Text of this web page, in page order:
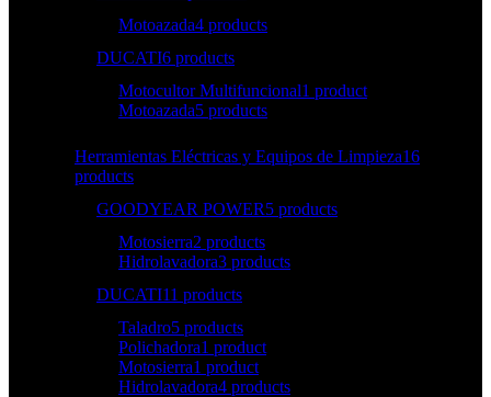
Motoazada4 products
DUCATI6 products
Motocultor Multifuncional1 product
Motoazada5 products
Herramientas Eléctricas y Equipos de Limpieza16
products
GOODYEAR POWER5 products
Motosierra2 products
Hidrolavadora3 products
DUCATI11 products
Taladro5 products
Polichadora1 product
Motosierra1 product
Hidrolavadora4 products